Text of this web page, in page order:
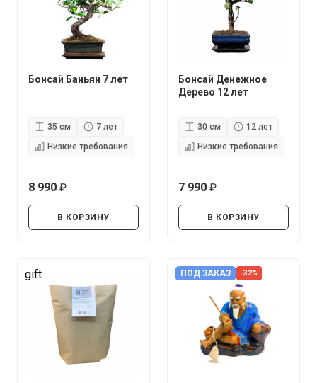
Бонсай Баньян 7 лет
35 см
7 лет
Низкие требования
8 990
В КОРЗИНУ
Бонсай Денежное
Дерево 12 лет
30 см
12 лет
Низкие требования
7 990
В КОРЗИНУ
gift ПОД ЗАКАЗ -32%